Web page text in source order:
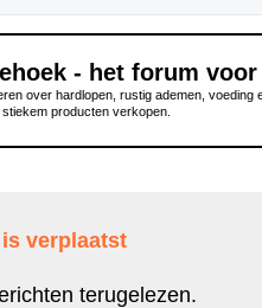
- het forum
over hardlopen, rustig ademen, voeding
producten verkopen.
verplaatst
terugelezen.